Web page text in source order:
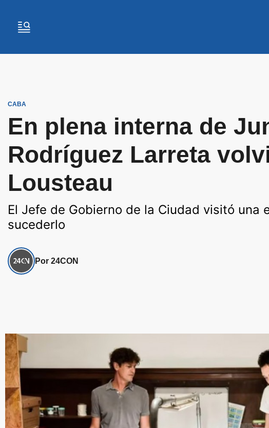
CABA
En plena interna de
Rodríguez Larreta
Lousteau
El Jefe de Gobierno de la Ciudad visitó
sucederlo
Por 24CON